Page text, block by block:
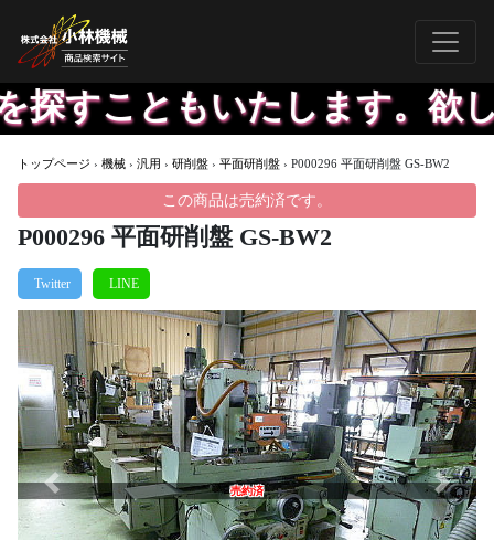
ともいたします。欲しい
トップページ › 機械 › 汎用 › 研削盤 › 平面研削盤 › P000296 平面研削盤 GS-BW2
この商品は売約済です。
P000296 平面研削盤 GS-BW2
売約済
Previous Next